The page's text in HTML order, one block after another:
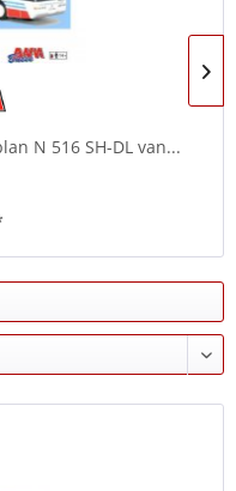
N 516 SH-DL van...